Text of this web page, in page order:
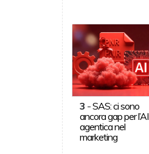
3 -SAS: ci sono
ancora gap per l’AI
agentica nel
marketing